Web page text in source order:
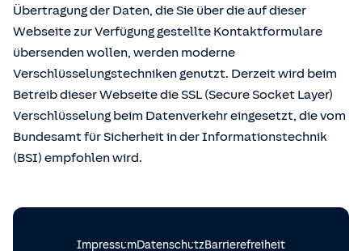
Übertragung der Daten, die Sie über die auf dieser
Webseite zur Verfügung gestellte Kontaktformulare
übersenden wollen, werden moderne
Verschlüsselungstechniken genutzt. Derzeit wird beim
Betreib dieser Webseite die SSL (Secure Socket Layer)
Verschlüsselung beim Datenverkehr eingesetzt, die vom
Bundesamt für Sicherheit in der Informationstechnik
(BSI) empfohlen wird.
ImpressumDatenschutzBarrierefreiheit